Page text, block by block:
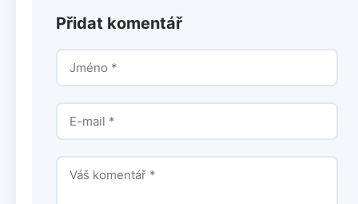
Přidat komentář